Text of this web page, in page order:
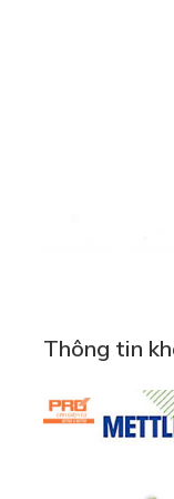
Thông tin